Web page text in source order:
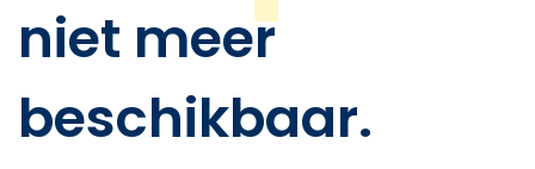
niet meer
beschikbaar.